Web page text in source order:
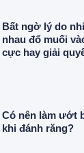
Bất ngờ lý do
nhau đổ muối
cực hay giải
Có nên làm ướt
khi đánh răng?